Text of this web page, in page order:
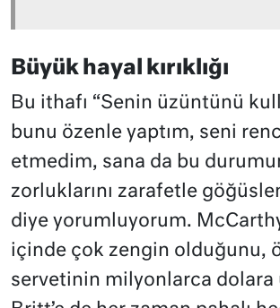
Büyük hayal kırıklığı
Bu ithafı “Senin üzüntünü
bunu özenle yaptım, seni
etmedim, sana da bu
zorluklarını zarafetle
diye yorumluyorum.
içinde çok zengin olduğunu,
servetinin milyonlarca dolara